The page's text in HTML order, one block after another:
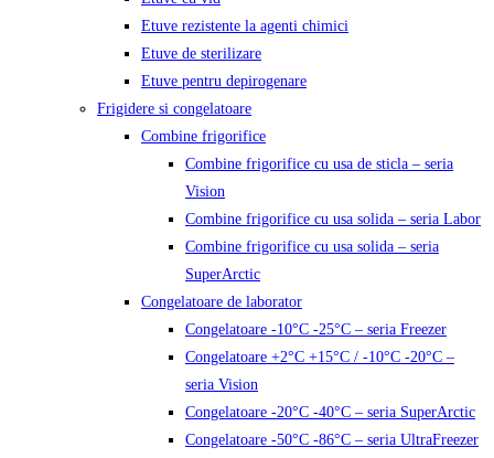
Etuve rezistente la agenti chimici
Etuve de sterilizare
Etuve pentru depirogenare
Frigidere si congelatoare
Combine frigorifice
Combine frigorifice cu usa de sticla – seria
Vision
Combine frigorifice cu usa solida – seria Labor
Combine frigorifice cu usa solida – seria
SuperArctic
Congelatoare de laborator
Congelatoare -10°C -25°C – seria Freezer
Congelatoare +2°C +15°C / -10°C -20°C –
seria Vision
Congelatoare -20°C -40°C – seria SuperArctic
Congelatoare -50°C -86°C – seria UltraFreezer